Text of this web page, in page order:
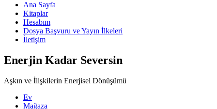
Ana Sayfa
Kitaplar
Hesabım
Dosya Başvuru ve Yayın İlkeleri
İletişim
Enerjin Kadar Seversin
Aşkın ve İlişkilerin Enerjisel Dönüşümü
Ev
Mağaza